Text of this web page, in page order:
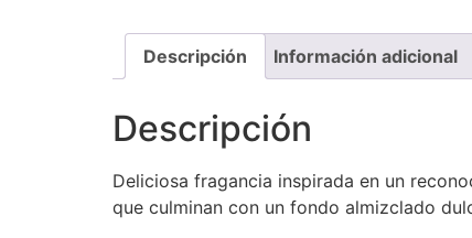
Descripción Información adicional
Descripción
Deliciosa fragancia inspirada en un
que culminan con un fondo almizclado